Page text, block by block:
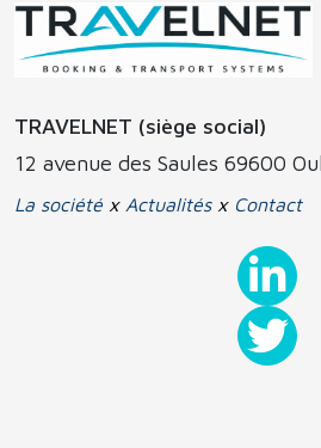
TRAVELNET (siège social)
12 avenue des Saules 69600
La société x Actualitésx Contact